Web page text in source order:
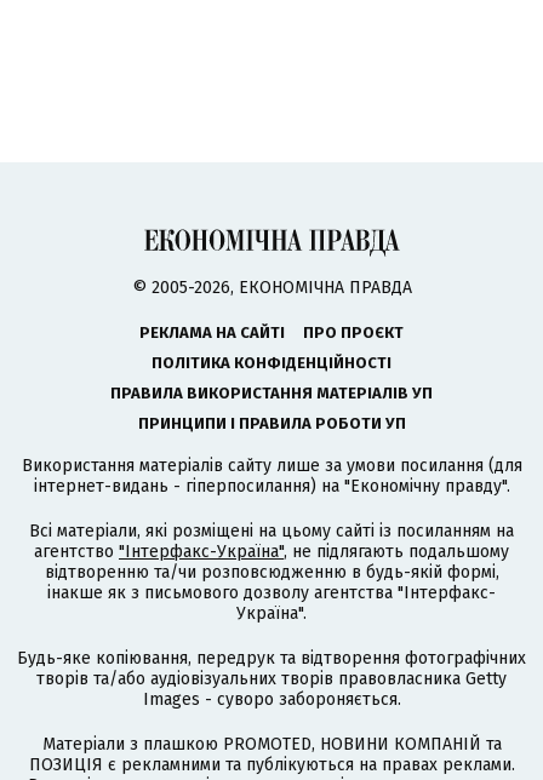
© 2005-2026, ЕКОНОМІЧНА ПРАВДА
РЕКЛАМА НА САЙТІ
ПРО ПРОЄКТ
ПОЛІТИКА КОНФІДЕНЦІЙНОСТІ
ПРАВИЛА ВИКОРИСТАННЯ МАТЕРІАЛІВ УП
ПРИНЦИПИ І ПРАВИЛА РОБОТИ УП
Використання матеріалів сайту лише за умови посилання (для
інтернет-видань - гіперпосилання) на "Економічну правду".
Всі матеріали, які розміщені на цьому сайті із посиланням на
агентство "Інтерфакс-Україна", не підлягають подальшому
відтворенню та/чи розповсюдженню в будь-якій формі,
інакше як з письмового дозволу агентства "Інтерфакс-
Україна".
Будь-яке копіювання, передрук та відтворення фотографічних
творів та/або аудіовізуальних творів правовласника Getty
Images - суворо забороняється.
Матеріали з плашкою PROMOTED, НОВИНИ КОМПАНІЙ та
ПОЗИЦІЯ є рекламними та публікуються на правах реклами.